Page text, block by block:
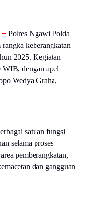
Polres Ngawi Polda
rangka keberangkatan
2025. Kegiatan
WIB, dengan apel
Wedya Graha,
satuan fungsi
selama proses
pemberangkatan,
dan gangguan